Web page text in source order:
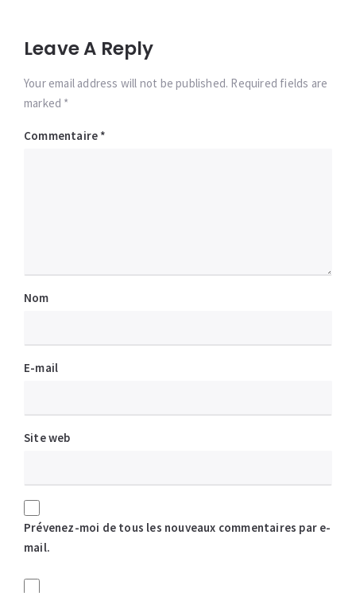
Leave A Reply
Your email address will not be published. Required fields are
marked *
Commentaire *
Nom
E-mail
Site web
Prévenez-moi de tous les nouveaux commentaires par e-
mail.